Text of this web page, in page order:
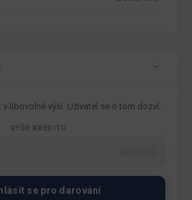
libovolné výši. Uživatel se o tom dozví.
VÝŠE KREDITU
se pro darování